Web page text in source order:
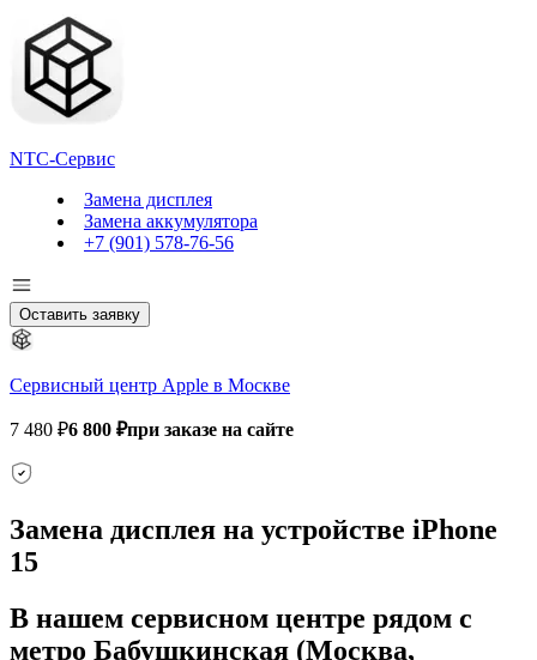
NTC-Сервис
Замена дисплея
Замена аккумулятора
+7 (901) 578-76-56
Оставить заявку
Сервисный центр Apple в Москве
7 480 ₽6 800 ₽при заказе на сайте
Замена дисплея на устройстве iPhone
15
В нашем сервисном центре рядом с
метро Бабушкинская (Москва,